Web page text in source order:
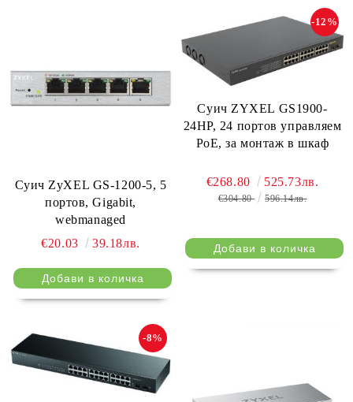
Суич ZyXEL GS-1200-5, 5
портов, Gigabit,
webmanaged
€20.03
39.18лв.
Суич ZYXEL GS1900-
24HP, 24 портов управляем
PoE, за монтаж в шкаф
-12%
€268.80 525.73лв.
€304.80 596.14лв.
-8%